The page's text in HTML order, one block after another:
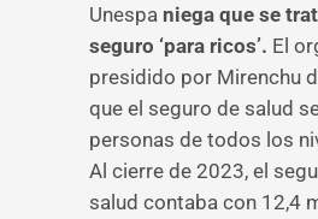
Unespa niega que se
seguro ‘para ricos’. El
presidido por Mirenchu
que el seguro de salud
personas de todos los
Al cierre de 2023, el
salud contaba con 12,4